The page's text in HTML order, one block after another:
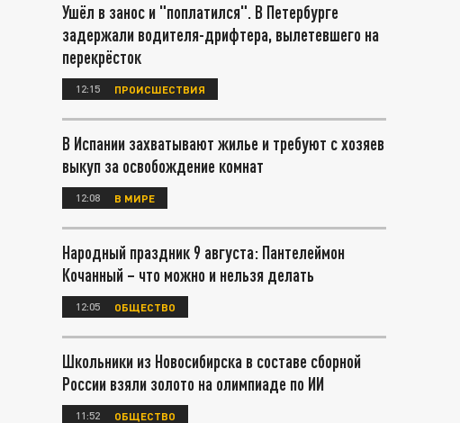
Ушёл в занос и "поплатился". В Петербурге
задержали водителя-дрифтера, вылетевшего на
перекрёсток
12:15 ПРОИСШЕСТВИЯ
В Испании захватывают жилье и требуют с хозяев
выкуп за освобождение комнат
12:08 В МИРЕ
Народный праздник 9 августа: Пантелеймон
Кочанный – что можно и нельзя делать
12:05 ОБЩЕСТВО
Школьники из Новосибирска в составе сборной
России взяли золото на олимпиаде по ИИ
11:52 ОБЩЕСТВО